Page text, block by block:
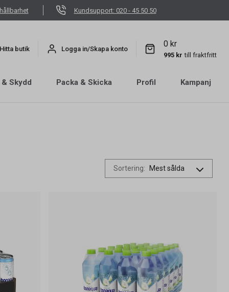
Kundsupport: 020 - 45 50 50
Hitta butik Logga in/Skapa konto
0 kr
995 kr till fraktfritt
Skydd Packa & Skicka Profil
Kampanj
Sortering: